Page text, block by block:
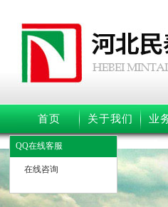
首页 关于我们 业
QQ在线客服
在线咨询